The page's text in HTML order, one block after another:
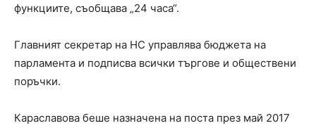
функциите, съобщава „24 часа“.
Главният секретар на НС управлява бюджета на
парламента и подписва всички търгове и обществени
поръчки.
Караславова беше назначена на поста през май 2017